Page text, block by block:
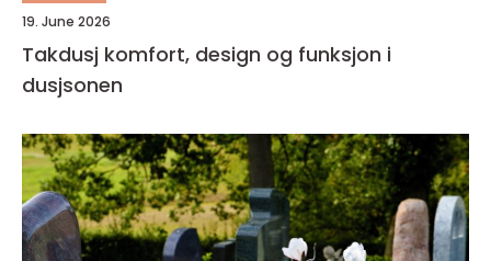
19. June 2026
Takdusj komfort, design og funksjon i
dusjsonen